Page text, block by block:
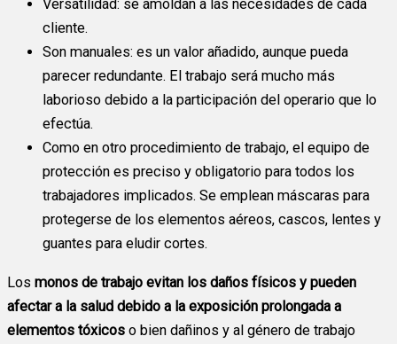
Versatilidad: se amoldan a las necesidades de cada
cliente.
Son manuales: es un valor añadido, aunque pueda
parecer redundante. El trabajo será mucho más
laborioso debido a la participación del operario que lo
efectúa.
Como en otro procedimiento de trabajo, el equipo de
protección es preciso y obligatorio para todos los
trabajadores implicados. Se emplean máscaras para
protegerse de los elementos aéreos, cascos, lentes y
guantes para eludir cortes.
Los monos de trabajo evitan los daños físicos y pueden
afectar a la salud debido a la exposición prolongada a
elementos tóxicos o bien dañinos y al género de trabajo